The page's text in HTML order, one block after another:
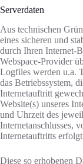
Serverdaten
Aus technischen
eines sicheren und
durch Ihren Internet-
Webspace-Provider
Logfiles werden u.a.
das Betriebssystem,
Internetauftritt
Website(s) unseres
und Uhrzeit des
Internetanschlusses,
Internetauftritts
Diese so erhobenen